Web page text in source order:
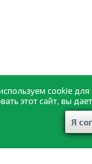
cookie для
этот сайт, вы
Я